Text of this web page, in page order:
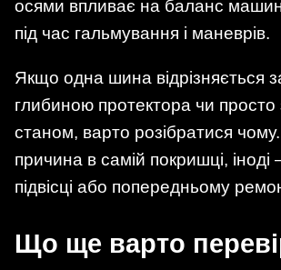
осями впливає на баланс
під час гальмування і маневрів.
Якщо одна шина відрізняється
глибиною протектора чи просто
станом, варто розібратися чому.
причина в самій покришці, іноді
підвісці або попередньому
Що ще варто